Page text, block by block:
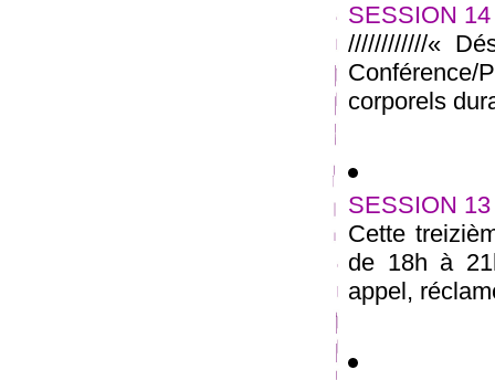
SESSION
////////////«
Conférence/
corporels
SESSION
Cette
de 18h à
appel,